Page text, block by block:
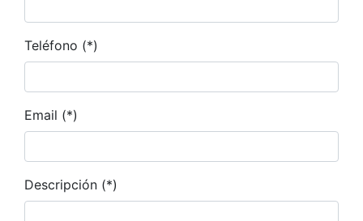
Teléfono (*)
Email (*)
Descripción (*)